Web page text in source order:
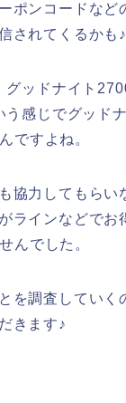
ポンコードなど
されてくるかも♪
ッドナイト
感じでグッド
ですよね。
協力してもらい
ラインなどでお
んでした。
を調査していく
きます♪